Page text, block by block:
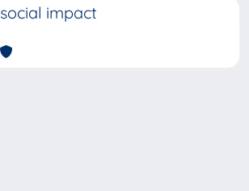
social impact